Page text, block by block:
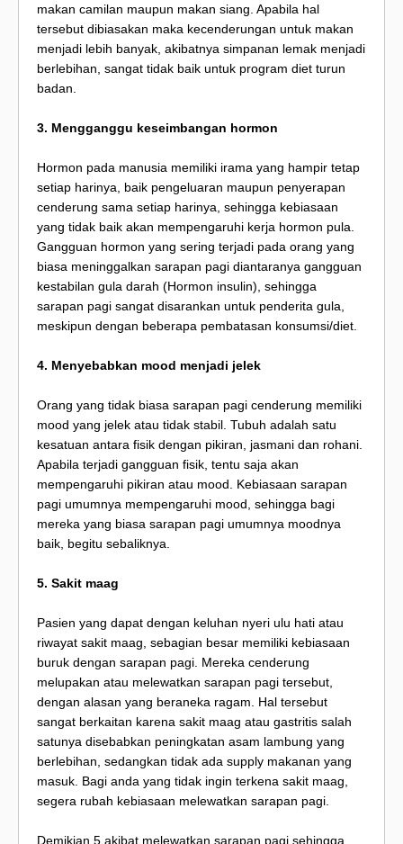
makan camilan maupun makan siang. Apabila hal
tersebut dibiasakan maka kecenderungan untuk makan
menjadi lebih banyak, akibatnya simpanan lemak menjadi
berlebihan, sangat tidak baik untuk program diet turun
badan.
3. Mengganggu keseimbangan hormon
Hormon pada manusia memiliki irama yang hampir tetap
setiap harinya, baik pengeluaran maupun penyerapan
cenderung sama setiap harinya, sehingga kebiasaan
yang tidak baik akan mempengaruhi kerja hormon pula.
Gangguan hormon yang sering terjadi pada orang yang
biasa meninggalkan sarapan pagi diantaranya gangguan
kestabilan gula darah (Hormon insulin), sehingga
sarapan pagi sangat disarankan untuk penderita gula,
meskipun dengan beberapa pembatasan konsumsi/diet.
4. Menyebabkan mood menjadi jelek
Orang yang tidak biasa sarapan pagi cenderung memiliki
mood yang jelek atau tidak stabil. Tubuh adalah satu
kesatuan antara fisik dengan pikiran, jasmani dan rohani.
Apabila terjadi gangguan fisik, tentu saja akan
mempengaruhi pikiran atau mood. Kebiasaan sarapan
pagi umumnya mempengaruhi mood, sehingga bagi
mereka yang biasa sarapan pagi umumnya moodnya
baik, begitu sebaliknya.
5. Sakit maag
Pasien yang dapat dengan keluhan nyeri ulu hati atau
riwayat sakit maag, sebagian besar memiliki kebiasaan
buruk dengan sarapan pagi. Mereka cenderung
melupakan atau melewatkan sarapan pagi tersebut,
dengan alasan yang beraneka ragam. Hal tersebut
sangat berkaitan karena sakit maag atau gastritis salah
satunya disebabkan peningkatan asam lambung yang
berlebihan, sedangkan tidak ada supply makanan yang
masuk. Bagi anda yang tidak ingin terkena sakit maag,
segera rubah kebiasaan melewatkan sarapan pagi.
Demikian 5 akibat melewatkan sarapan pagi sehingga